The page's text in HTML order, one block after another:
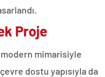
Proje
mimarisiyle
dostu yapısıyla da